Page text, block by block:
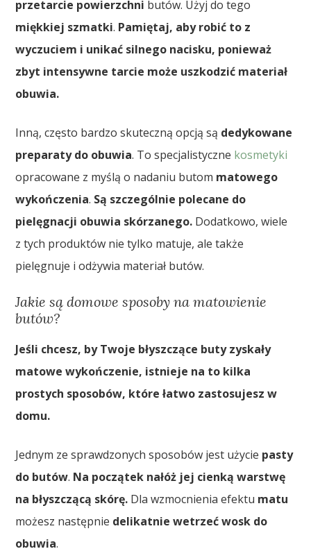
przetarcie powierzchni butów. Użyj do tego
miękkiej szmatki. Pamiętaj, aby robić to z
wyczuciem i unikać silnego nacisku, ponieważ
zbyt intensywne tarcie może uszkodzić materiał
obuwia.
Inną, często bardzo skuteczną opcją są dedykowane
preparaty do obuwia. To specjalistyczne kosmetyki
opracowane z myślą o nadaniu butom matowego
wykończenia. Są szczególnie polecane do
pielęgnacji obuwia skórzanego. Dodatkowo, wiele
z tych produktów nie tylko matuje, ale także
pielęgnuje i odżywia materiał butów.
Jakie są domowe sposoby na matowienie
butów?
Jeśli chcesz, by Twoje błyszczące buty zyskały
matowe wykończenie, istnieje na to kilka
prostych sposobów, które łatwo zastosujesz w
domu.
Jednym ze sprawdzonych sposobów jest użycie pasty
do butów. Na początek nałóż jej cienką warstwę
na błyszczącą skórę. Dla wzmocnienia efektu matu
możesz następnie delikatnie wetrzeć wosk do
obuwia.